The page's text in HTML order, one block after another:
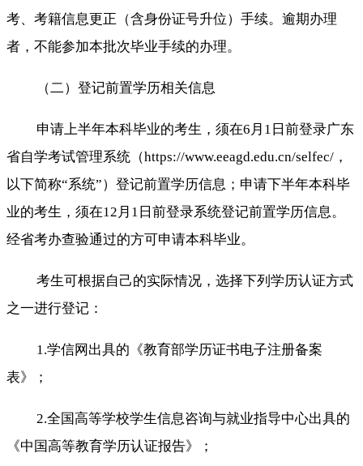
考、考籍信息更正（含身份证号升位）手续。逾期办理
者，不能参加本批次毕业手续的办理。
（二）登记前置学历相关信息
申请上半年本科毕业的考生，须在6月1日前登录广东
省自学考试管理系统（https://www.eeagd.edu.cn/selfec/，
以下简称“系统”）登记前置学历信息；申请下半年本科毕
业的考生，须在12月1日前登录系统登记前置学历信息。
经省考办查验通过的方可申请本科毕业。
考生可根据自己的实际情况，选择下列学历认证方式
之一进行登记：
1.学信网出具的《教育部学历证书电子注册备案
表》；
2.全国高等学校学生信息咨询与就业指导中心出具的
《中国高等教育学历认证报告》；